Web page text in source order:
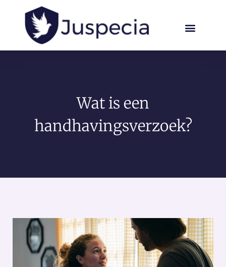
Wat is een
handhavingsverzoek?